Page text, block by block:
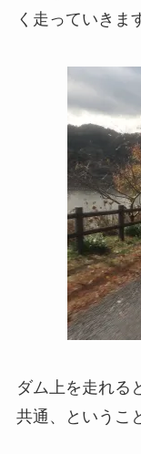
く走っていきま
ダム上を走れる
共通、というこ